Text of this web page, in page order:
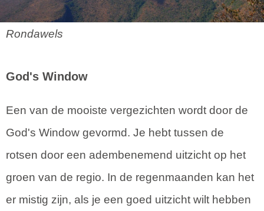
Rondawels
God's Window
Een van de mooiste vergezichten wordt door de
God's Window gevormd. Je hebt tussen de
rotsen door een adembenemend uitzicht op het
groen van de regio. In de regenmaanden kan het
er mistig zijn, als je een goed uitzicht wilt hebben